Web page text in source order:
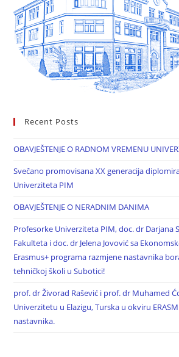
Recent Posts
OBAVJEŠTENJE O RADNOM VREMENU
Svečano promovisana XX generacija
Univerziteta PIM
OBAVJEŠTENJE O NERADNIM DANIMA
Profesorke Univerziteta PIM, doc. dr Darjana
Fakulteta i doc. dr Jelena Jovović sa
Erasmus+ programa razmjene nastavnika
tehničkoj školi u Subotici!
prof. dr Živorad Rašević i prof. dr Muhamed
Univerzitetu u Elazigu, Turska u okviru
nastavnika.